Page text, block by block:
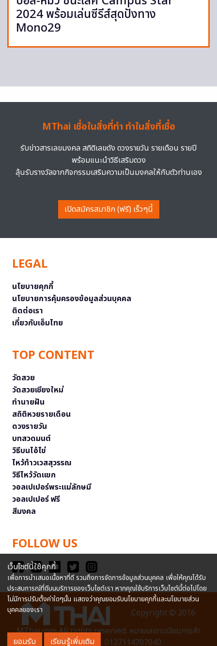
2024 พร้อมเล่นซีรีส์สุดปังทาง
Mono29
MThai เชื่อในสิ่งที่ทำ ทำในสิ่งที่เชื่อ
รับข่าวสารเลขมงคล สถิติเลขดัง ดวงรายวัน รายเดือน รายปี
พร้อมแนะนำวิธีเสริมดวง
ลุ้นรับรางวัลจากกิจกรรมเสริมความเป็นมงคลให้กับตัวท่านเอง
เปิดสมัครสมาชิก (ฟรี) เร็วๆนี้
LEGAL
นโยบายคุกกี้
นโยบายการคุ้มครองข้อมูลส่วนบุคคล
ติดต่อเรา
เกี่ยวกับเอ็มไทย
TOP CONTENT
วัดสวย
วัดสวยเชียงใหม่
ทำนายฝัน
สถิติหวยรายเดือน
ดวงรายวัน
บทสวดมนต์
วิธีบนไอ้ไข่
ไหว้ท้าวเวสสุวรรณ
วิธีไหว้วัดแขก
วอลเปเปอร์พระแม่ลักษมี
วอลเปเปอร์ ฟรี
สีมงคล
FOLLOW US
Copyright © 2016
MThai.com All rights reserved. หมายเลขทะเบียนการค้า
อิเล็กทรอนิกส์ : 0127114707040
เว็บไซต์นี้ใช้คุกกี้
เพื่อการนำเสนอเนื้อหาที่ดี รวมถึงการจัดการข้อมูลส่วนบุคคล เพื่อให้คุณได้รับ
ประสบการณ์ที่ดีบนบริการของเว็บไซต์เรา หากคุณใช้บริการเว็บไซต์นี้ต่อไปโดย
ไม่มีการปรับตั้งค่าใดๆนั้น แสดงว่าคุณยอมรับนโยบายคุกกี้และนโยบายส่วน
บุคคลของเรา
ยอมรับ เรียนรู้เพิ่มเติม